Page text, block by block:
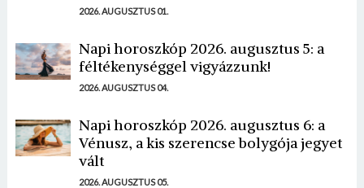
2026. AUGUSZTUS 01.
Napi horoszkóp 2026. augusztus 5: a
féltékenységgel vigyázzunk!
2026. AUGUSZTUS 04.
Napi horoszkóp 2026. augusztus 6: a
Vénusz, a kis szerencse bolygója jegyet
vált
2026. AUGUSZTUS 05.